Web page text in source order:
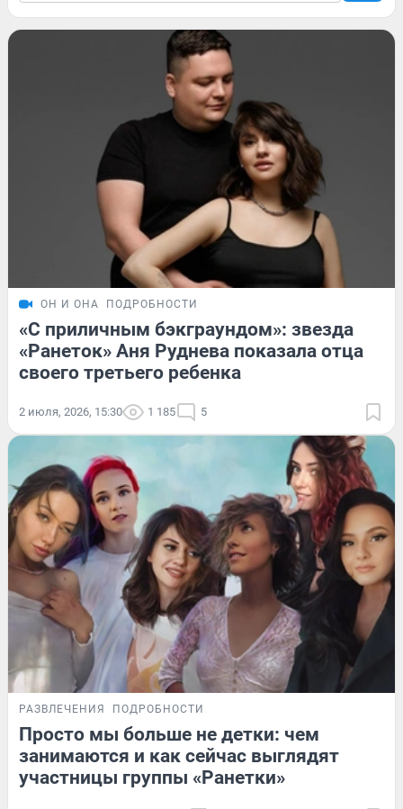
ОН И ОНА ПОДРОБНОСТИ
«С приличным бэкграундом»: звезда
«Ранеток» Аня Руднева показала отца
своего третьего ребенка
2 июля, 2026, 15:30 1 185 5
РАЗВЛЕЧЕНИЯ ПОДРОБНОСТИ
Просто мы больше не детки: чем
занимаются и как сейчас выглядят
участницы группы «Ранетки»